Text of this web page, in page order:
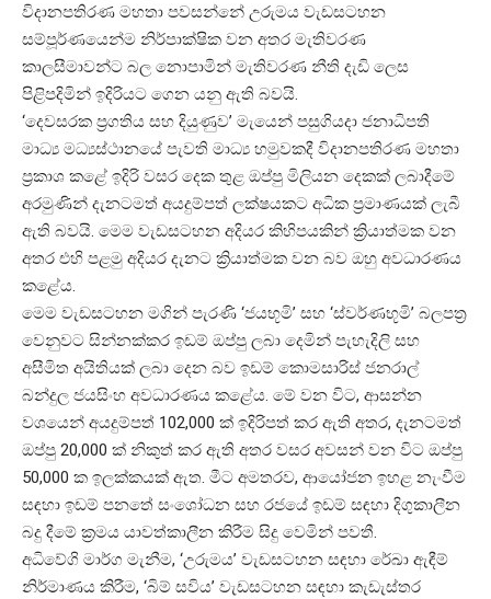
විදානපතිරණ මහතා පවසන්නේ උරුමය වැඩසටහන
සම්පූර්ණයෙන්ම නිර්පාක්ෂික වන අතර මැතිවරණ
කාලසීමාවන්ට බල නොපාමින් මැතිවරණ නීති දැඩි ලෙස
පිළිපදිමින් ඉදිරියට ගෙන යනු ඇති බවයි.
‘දෙවසරක ප්‍රගතිය සහ දියුණුව’ මැයෙන් පසුගියදා ජනාධිපති
මාධ්‍ය මධ්‍යස්ථානයේ පැවති මාධ්‍ය හමුවකදී විදානපතිරණ මහතා
ප්‍රකාශ කළේ ඉදිරි වසර දෙක තුළ ඔප්පු මිලියන දෙකක් ලබාදීමේ
අරමුණින් දැනටමත් අයදුම්පත් ලක්ෂයකට අධික ප්‍රමාණයක් ලැබී
ඇති බවයි. මෙම වැඩසටහන අදියර කිහිපයකින් ක්‍රියාත්මක වන
අතර එහි පළමු අදියර දැනට ක්‍රියාත්මක වන බව ඔහු අවධාරණය
කළේය.
මෙම වැඩසටහන මගින් පැරණි ‘ජයභූමි’ සහ ‘ස්වර්ණභූමි’ බලපත්‍ර
වෙනුවට සින්නක්කර ඉඩම් ඔප්පු ලබා දෙමින් පැහැදිලි සහ
අසීමිත අයිතියක් ලබා දෙන බව ඉඩම් කොමසාරිස් ජනරාල්
බන්දුල ජයසිංහ අවධාරණය කළේය. මේ වන විට, ආසන්න
වශයෙන් අයදුම්පත් 102,000 ක් ඉදිරිපත් කර ඇති අතර, දැනටමත්
ඔප්පු 20,000 ක් නිකුත් කර ඇති අතර වසර අවසන් වන විට ඔප්පු
50,000 ක ඉලක්කයක් ඇත. මීට අමතරව, ආයෝජන ඉහළ නැංවීම
සඳහා ඉඩම් පනතේ සංශෝධන සහ රජයේ ඉඩම් සඳහා දිගුකාලීන
බදු දීමේ ක්‍රමය යාවත්කාලීන කිරීම සිදු වෙමින් පවතී.
අධිවේගි මාර්ග මැනීම, ‘උරුමය’ වැඩසටහන සඳහා රේඛා ඇඳීම්
නිර්මාණය කිරීම, ‘බිම් සවිය’ වැඩසටහන සඳහා කැඩැස්තර